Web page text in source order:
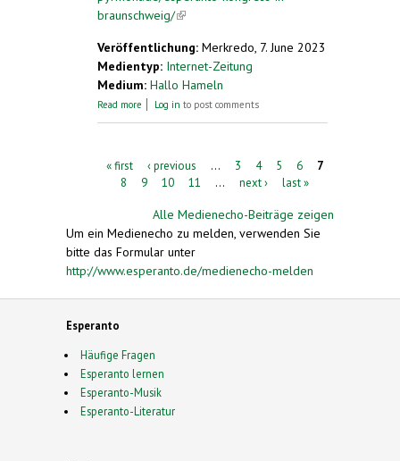
braunschweig/(link is external)
Veröffentlichung: Merkredo, 7. June 2023
Medientyp: Internet-Zeitung
Medium: Hallo Hameln
Read more about Esperanto-Kongress in Braunschweig
Log in to post comments
Pages« first ‹ previous … 3 4 5 6
7
8
9 10 11 … next › last »
Alle Medienecho-Beiträge zeigen
Um ein Medienecho zu melden, verwenden Sie
bitte das Formular unter
http://www.esperanto.de/medienecho-melden
Esperanto
Häufige Fragen
Esperanto lernen
Esperanto-Musik
Esperanto-Literatur